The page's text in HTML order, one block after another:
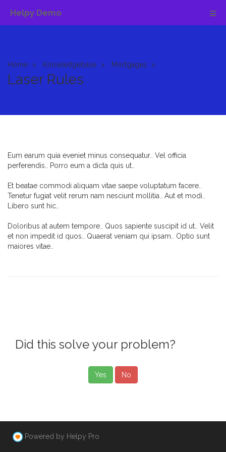
Helpy Demo
Home Knowledgebase Mortgages
Laser Rules
Eum earum quia eveniet minus consequatur.. Vel officia
perferendis.. Porro eum a dicta quis ut..
Et beatae commodi aliquam vitae saepe voluptatum facere..
Tenetur fugiat velit rerum nam nesciunt mollitia.. Aut et modi..
Libero sunt hic..
Doloribus at autem tempore.. Quos sapiente suscipit id ut.. Velit
et non impedit id quos.. Quaerat veniam qui ipsam.. Optio sunt
maiores vitae..
Did this solve your problem?
Yes No
Powered by Helpy Pro